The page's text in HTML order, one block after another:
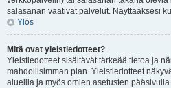
salasanan vaativat palvelut. Näyttääksesi
Ylös
Mitä ovat yleistiedotteet?
Yleistiedotteet sisältävät tärkeää tietoa ja
mahdollisimman pian. Yleistiedotteet
alueilla ja myös omien asetusten